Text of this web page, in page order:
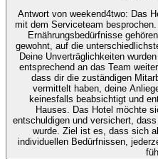
Antwort von weekend4two: Das
mit dem Serviceteam
Ernährungsbedürfnisse
gewohnt, auf die
Deine Unverträglichkeiten
entsprechend an das Team
dass dir die zuständigen
vermittelt haben, deine
keinesfalls beabsichtigt und
Hauses. Das Hotel möchte
entschuldigen und versichert,
wurde. Ziel ist es, dass sich
individuellen Bedürfnissen,